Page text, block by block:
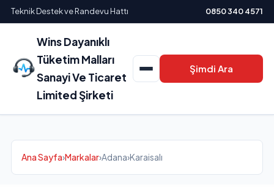
Teknik Destek ve Randevu Hattı 0850 340 4571
Wins Dayanıklı
Tüketim Malları
Sanayi Ve Ticaret
Limited Şirketi
Şimdi Ara
Ana Sayfa›Markalar›Adana›Karaisalı